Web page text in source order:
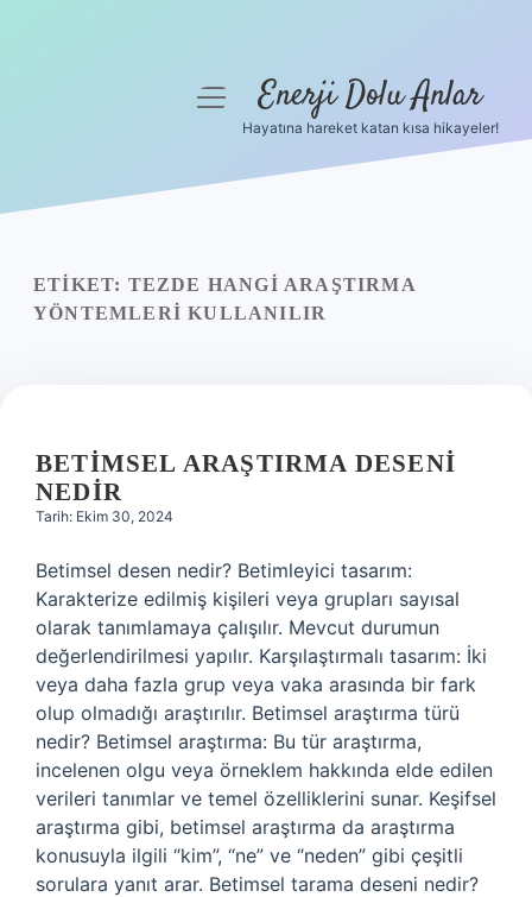
Yasal Uyarı
menüyüEnerji Dolu Anlar
Hayatına hareket katan kısa hikayeler!
ETIKET: TEZDE HANGI ARAŞTIRMA
YÖNTEMLERI KULLANILIR
BETIMSEL ARAŞTIRMA DESENI
NEDIR
Tarih: Ekim 30, 2024
Betimsel desen nedir? Betimleyici tasarım:
Karakterize edilmiş kişileri veya grupları sayısal
olarak tanımlamaya çalışılır. Mevcut durumun
değerlendirilmesi yapılır. Karşılaştırmalı tasarım: İki
veya daha fazla grup veya vaka arasında bir fark
olup olmadığı araştırılır. Betimsel araştırma türü
nedir? Betimsel araştırma: Bu tür araştırma,
incelenen olgu veya örneklem hakkında elde edilen
verileri tanımlar ve temel özelliklerini sunar. Keşifsel
araştırma gibi, betimsel araştırma da araştırma
konusuyla ilgili “kim”, “ne” ve “neden” gibi çeşitli
sorulara yanıt arar. Betimsel tarama deseni nedir?